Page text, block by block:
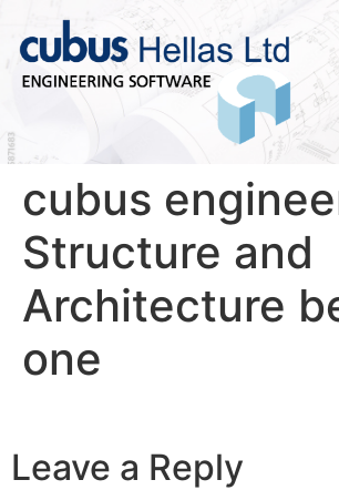
cubus
Structure and
Architecture
one
Leave a Reply